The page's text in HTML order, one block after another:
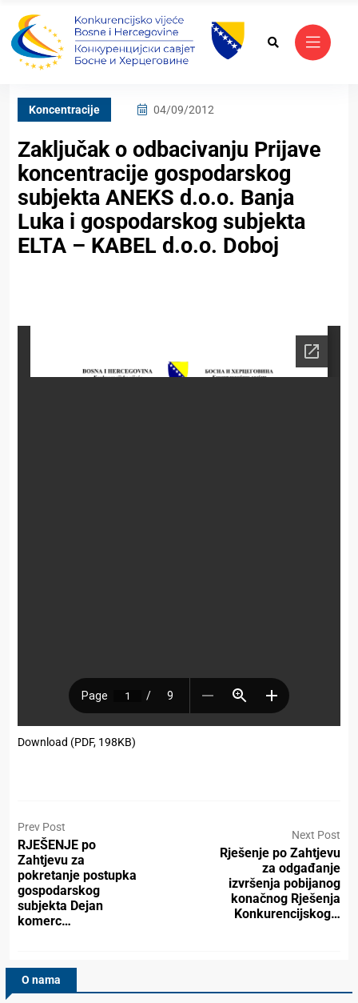
Koncentracije 04/09/2012
Zaključak o odbacivanju Prijave
koncentracije gospodarskog
subjekta ANEKS d.o.o. Banja
Luka i gospodarskog subjekta
ELTA – KABEL d.o.o. Doboj
Download (PDF, 198KB)
Prev Post
RJEŠENJE po
Zahtjevu za
pokretanje postupka
gospodarskog
subjekta Dejan
komerc…
Next Post
Rješenje po Zahtjevu
za odgađanje
izvršenja pobijanog
konačnog Rješenja
Konkurencijskog…
O nama